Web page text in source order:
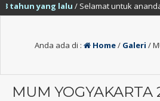
yang lalu/ Selamat untuk ananda
Anda ada di : Home/ Galeri /
MUM YOGYAKARTA